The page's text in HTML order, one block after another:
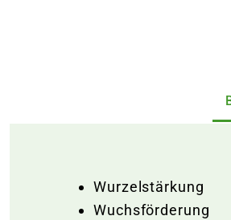
Wurzelstärkung
Wuchsförderung